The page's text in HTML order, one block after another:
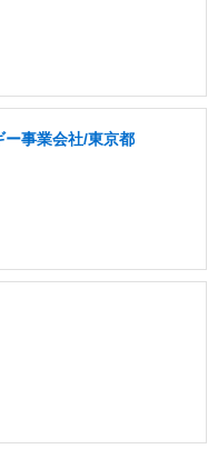
事業会社/東京都